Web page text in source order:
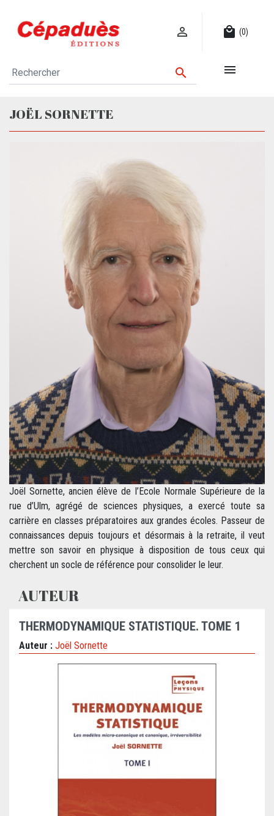
 local_mall (0)
 
JOËL SORNETTE
Joël Sornette, ancien élève de l’Ecole Normale Supérieure de la
rue d’Ulm, agrégé de sciences physiques, a exercé toute sa
carrière en classes préparatoires aux grandes écoles. Passeur de
connaissances depuis toujours et désormais à la retraite, il veut
mettre son savoir en physique à disposition de tous ceux qui
cherchent un socle de référence pour consolider le leur.
AUTEUR
THERMODYNAMIQUE STATISTIQUE. TOME 1
Auteur : Joël Sornette